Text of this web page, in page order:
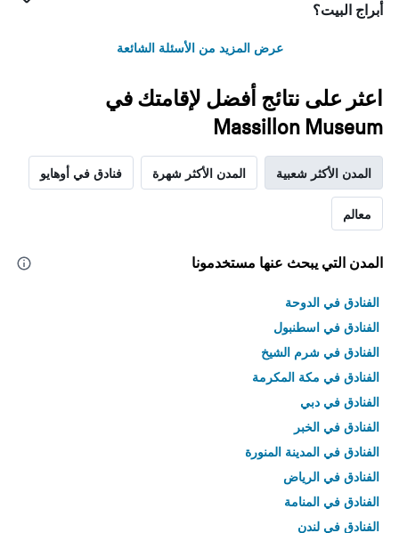
أبراج البيت؟
عرض المزيد من الأسئلة الشائعة
اعثر على نتائج أفضل لإقامتك في
Massillon Museum
المدن الأكثر شعبية المدن الأكثر شهرة فنادق في أوهايو
معالم
المدن التي يبحث عنها مستخدمونا
الفنادق في الدوحة
الفنادق في اسطنبول
الفنادق في شرم الشيخ
الفنادق في مكة المكرمة
الفنادق في دبي
الفنادق في الخبر
الفنادق في المدينة المنورة
الفنادق في الرياض
الفنادق في المنامة
الفنادق في لندن